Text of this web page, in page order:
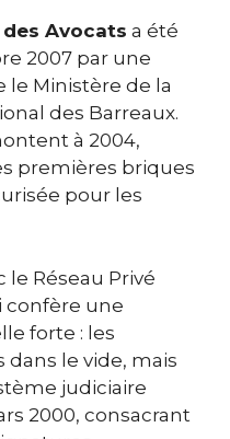
des Avocats a été
2007 par une
Ministère de la
des Barreaux.
à 2004,
premières briques
pour les
Réseau Privé
confère une
forte : les
dans le vide, mais
judiciaire
2000, consacrant